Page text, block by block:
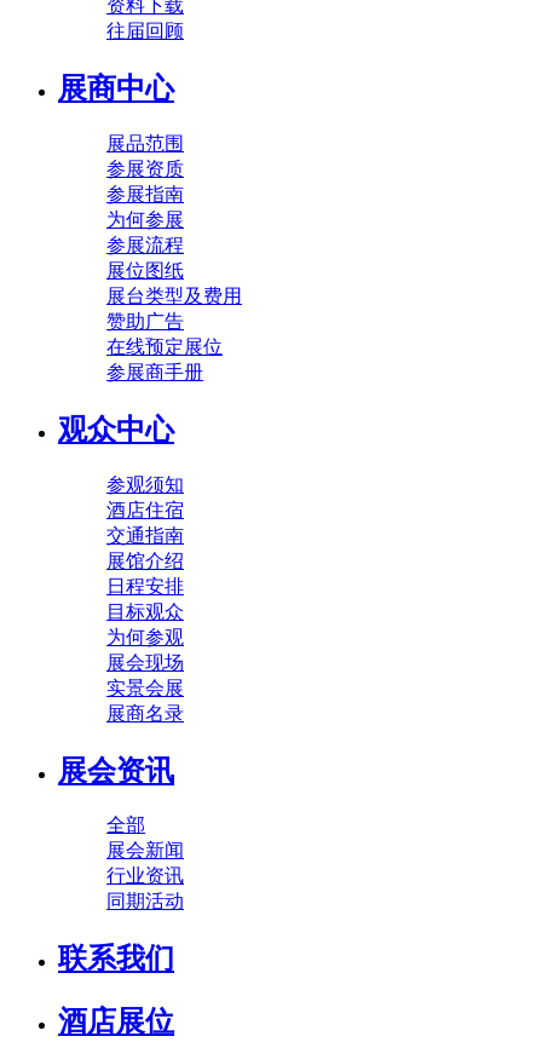
资料下载
往届回顾
展商中心
展品范围
参展资质
参展指南
为何参展
参展流程
展位图纸
展台类型及费用
赞助广告
在线预定展位
参展商手册
观众中心
参观须知
酒店住宿
交通指南
展馆介绍
日程安排
目标观众
为何参观
展会现场
实景会展
展商名录
展会资讯
全部
展会新闻
行业资讯
同期活动
联系我们
酒店展位